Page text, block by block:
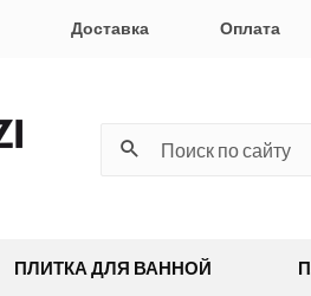
Доставка Оплата
ПЛИТКА ДЛЯ ВАННОЙ